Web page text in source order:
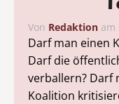
Von Redaktion am
Darf man einen
Darf die
verballern? Darf
Koalition